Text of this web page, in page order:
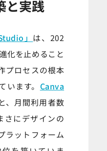
と実践
」 は、202
化を止めること
プロセスの根本
ます。 Canva
、月間利用者数
さにデザインの
ラットフォーム